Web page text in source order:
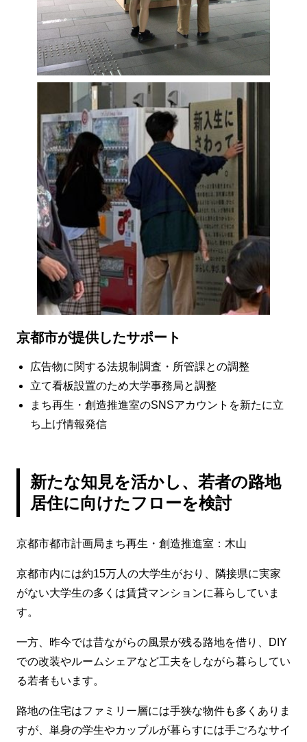
京都市が提供したサポート
広告物に関する法規制調査・所管課との調整
立て看板設置のため大学事務局と調整
まち再生・創造推進室のSNSアカウントを新たに立
ち上げ情報発信
新たな知見を活かし、若者の路地
居住に向けたフローを検討
京都市都市計画局まち再生・創造推進室：木山
京都市内には約15万人の大学生がおり、隣接県に実家
がない大学生の多くは賃貸マンションに暮らしていま
す。
一方、昨今では昔ながらの風景が残る路地を借り、DIY
での改装やルームシェアなど工夫をしながら暮らしてい
る若者もいます。
路地の住宅はファミリー層には手狭な物件も多くありま
すが、単身の学生やカップルが暮らすには手ごろなサイ